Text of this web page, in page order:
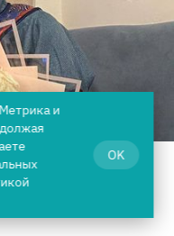
дээр. Ол ам 74
и
OK